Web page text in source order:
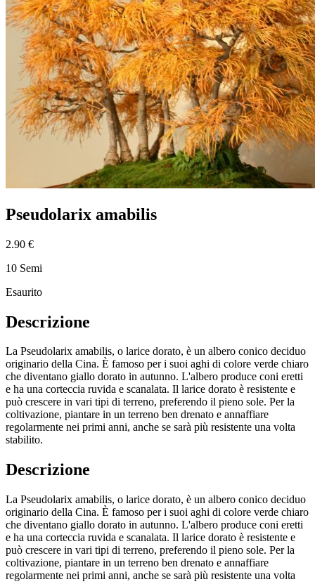
Pseudolarix amabilis
2.90 €
10 Semi
Esaurito
Descrizione
La Pseudolarix amabilis, o larice dorato, è un albero conico deciduo
originario della Cina. È famoso per i suoi aghi di colore verde chiaro
che diventano giallo dorato in autunno. L'albero produce coni eretti
e ha una corteccia ruvida e scanalata. Il larice dorato è resistente e
può crescere in vari tipi di terreno, preferendo il pieno sole. Per la
coltivazione, piantare in un terreno ben drenato e annaffiare
regolarmente nei primi anni, anche se sarà più resistente una volta
stabilito.
Descrizione
La Pseudolarix amabilis, o larice dorato, è un albero conico deciduo
originario della Cina. È famoso per i suoi aghi di colore verde chiaro
che diventano giallo dorato in autunno. L'albero produce coni eretti
e ha una corteccia ruvida e scanalata. Il larice dorato è resistente e
può crescere in vari tipi di terreno, preferendo il pieno sole. Per la
coltivazione, piantare in un terreno ben drenato e annaffiare
regolarmente nei primi anni, anche se sarà più resistente una volta